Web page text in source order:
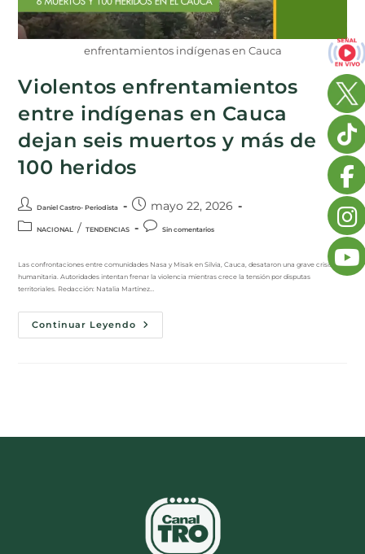
enfrentamientos indígenas en Cauca
Violentos enfrentamientos
entre indígenas en Cauca
dejan seis muertos y más de
100 heridos
Daniel Castro- Periodista mayo 22, 2026
NACIONAL / TENDENCIAS Sin comentarios
Las confrontaciones entre comunidades Nasa y Misak en Silvia, Cauca, desataron una grave crisis
humanitaria. Autoridades intentan frenar la violencia mientras crece la tensión por disputas
territoriales. Redacción: Natalia Martínez…
Continuar Leyendo